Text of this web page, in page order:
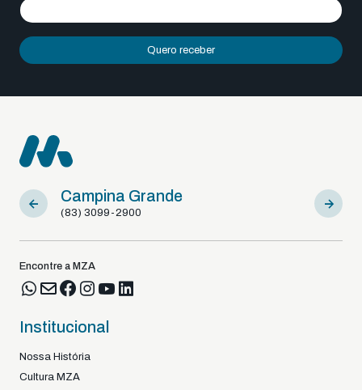
Quero receber
Campina Grande
(83) 3099-2900
Sousa
(83)
Encontre a MZA
Institucional
Nossa História
Cultura MZA